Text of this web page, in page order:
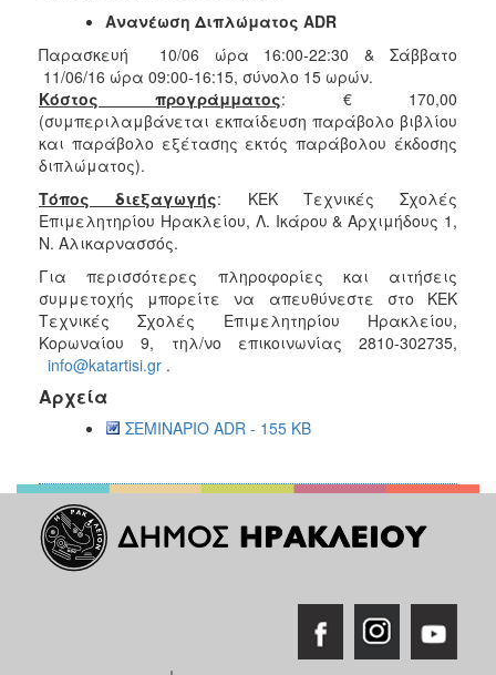
Ανανέωση Διπλώματος ADR
Παρασκευή 10/06 ώρα 16:00-22:30 & Σάββατο
11/06/16 ώρα 09:00-16:15, σύνολο 15 ωρών.
Κόστος προγράμματος: € 170,00
(συμπεριλαμβάνεται εκπαίδευση παράβολο βιβλίου
και παράβολο εξέτασης εκτός παράβολου έκδοσης
διπλώματος).
Τόπος διεξαγωγής: ΚΕΚ Τεχνικές Σχολές
Επιμελητηρίου Ηρακλείου, Λ. Ικάρου & Αρχιμήδους 1,
Ν. Αλικαρνασσός.
Για περισσότερες πληροφορίες και αιτήσεις
συμμετοχής μπορείτε να απευθύνεστε στο ΚΕΚ
Τεχνικές Σχολές Επιμελητηρίου Ηρακλείου,
Κορωναίου 9, τηλ/νο επικοινωνίας 2810-302735,
info@katartisi.gr .
Αρχεία
ΣΕΜΙΝΑΡΙΟ ADR - 155 KB